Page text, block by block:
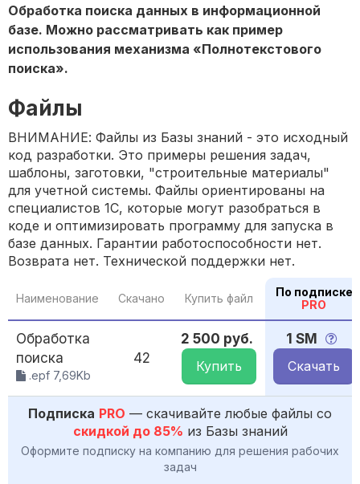
Обработка поиска данных в информационной
базе. Можно рассматривать как пример
использования механизма «Полнотекстового
поиска».
Файлы
ВНИМАНИЕ: Файлы из Базы знаний - это исходный
код разработки. Это примеры решения задач,
шаблоны, заготовки, "строительные материалы"
для учетной системы. Файлы ориентированы на
специалистов 1С, которые могут разобраться в
коде и оптимизировать программу для запуска в
базе данных. Гарантии работоспособности нет.
Возврата нет. Технической поддержки нет.
Наименование Скачано Купить файл
По подписке
PRO
Обработка
поиска
.epf 7,69Kb
42
2 500 руб.
Купить
1 SM
Скачать
Подписка PRO — скачивайте любые файлы со
скидкой до 85% из Базы знаний
Оформите подписку на компанию для решения рабочих
задач